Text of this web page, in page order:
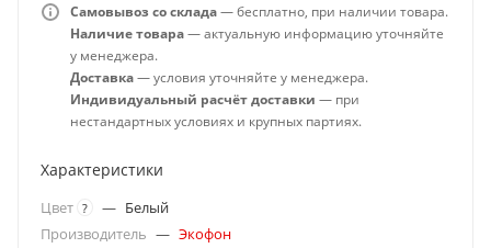
Самовывоз со склада— бесплатно, при наличии товара.
Наличие товара— актуальную информацию уточняйте
у менеджера.
Доставка— условия уточняйте у менеджера.
Индивидуальный расчёт доставки — при
нестандартных условиях и крупных партиях.
Характеристики
Цвет ? — Белый
Производитель — Экофон